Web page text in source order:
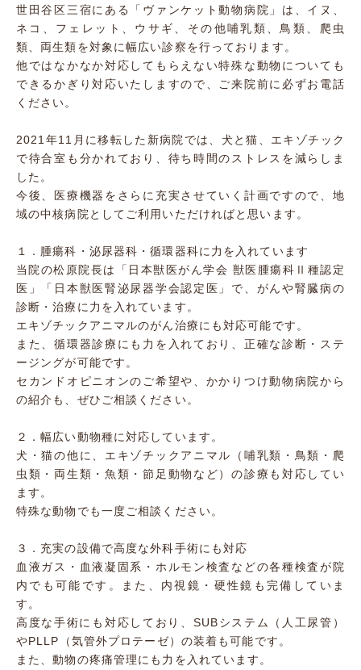
世田谷区三宿にある「ヴァンケット動物病院」は、イヌ、
ネコ、フェレット、ウサギ、その他哺乳類、鳥類、爬虫
類、両生類を対象に幅広い診察を行っております。
他ではなかなか対応してもらえない特殊な動物についても
できるかぎり対応いたしますので、ご来院前に必ずお電話
ください。
2021年11月に移転した新病院では、犬と猫、エキゾチック
で待合室も分かれており、待ち時間のストレスを減らしま
した。
今後、医療機器をさらに充実させていく計画ですので、地
域の中核病院としてご利用いただければと思います。
１．腫瘍科・泌尿器科・循環器科に力を入れています
当院の松原院長は「日本獣医がん学会 獣医腫瘍科Ⅱ種認定
医」「日本獣医腎泌尿器学会認定医」で、がんや腎臓病の
診断・治療に力を入れています。
エキゾチックアニマルのがん治療にも対応可能です。
また、循環器診療にも力を入れており、正確な診断・ステ
ージングが可能です。
セカンドオピニオンのご希望や、かかりつけ動物病院から
の紹介も、ぜひご相談ください。
２．幅広い動物種に対応しています。
犬・猫の他に、エキゾチックアニマル（哺乳類・鳥類・爬
虫類・両生類・魚類・節足動物など）の診療も対応してい
ます。
特殊な動物でも一度ご相談ください。
３．充実の設備で高度な外科手術にも対応
血液ガス・血液凝固系・ホルモン検査などの各種検査が院
内でも可能です。また、内視鏡・硬性鏡も完備していま
す。
高度な手術にも対応しており、SUBシステム（人工尿管）
やPLLP（気管外プロテーゼ）の装着も可能です。
また、動物の疼痛管理にも力を入れています。